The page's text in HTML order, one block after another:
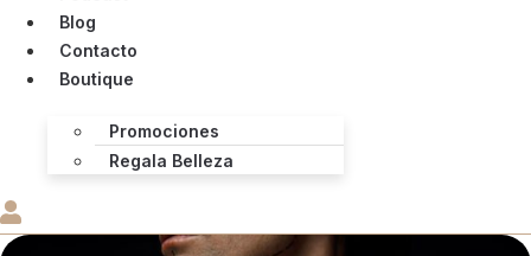
Blog
Contacto
Boutique
Promociones
Regala Belleza